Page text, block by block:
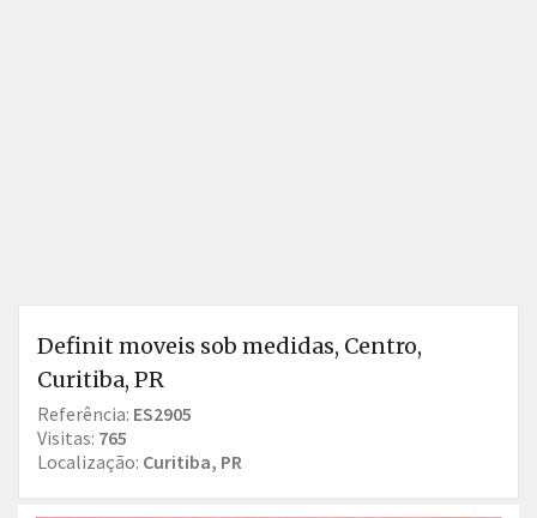
Definit moveis sob medidas, Centro,
Curitiba, PR
Referência: ES2905
Visitas: 765
Localização: Curitiba, PR